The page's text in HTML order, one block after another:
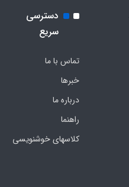
دسترسی
سریع
تماس با ما
خبرها
درباره ما
راهنما
کلاسهای خوشنویسی